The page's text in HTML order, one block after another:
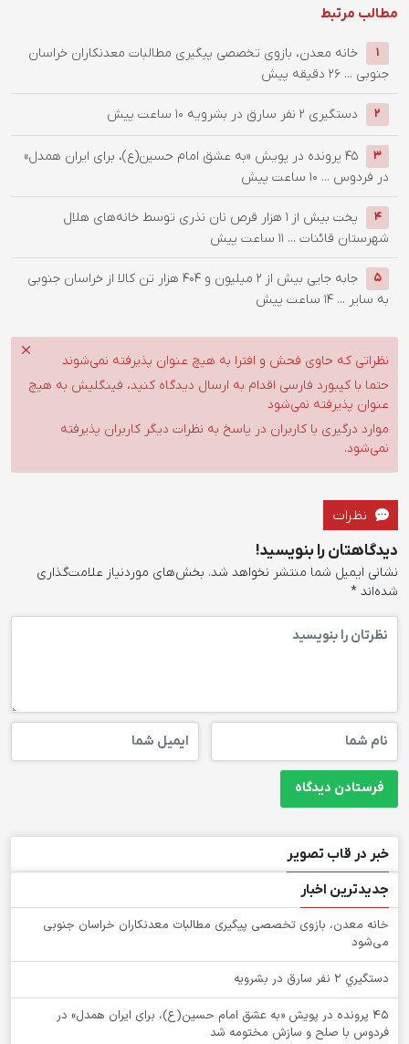
مطالب مرتبط
1
خانه معدن، بازوی تخصصی پیگیری مطالبات معدنکاران خراسان
جنوبی ... 26 دقیقه پیش
2 دستگيري 2 نفر سارق در بشرويه 10 ساعت پیش
3
۴۵ پرونده در پویش «به عشق امام حسین(ع)، برای ایران همدل»
در فردوس ... 10 ساعت پیش
4
پخت بیش از 1 هزار قرص نان نذری توسط خانه‌های هلال
شهرستان قائنات ... 11 ساعت پیش
5
جابه جایی بیش از 2 میلیون و 404 هزار تن کالا از خراسان جنوبی
به سایر ... 14 ساعت پیش
نظراتی که حاوی فحش و افترا به هیچ عنوان پذیرفته نمی‌شوند
حتما با کیبورد فارسی اقدام به ارسال دیدگاه کنید، فینگلیش به هیچ
عنوان پذیرفته نمی‌شود
موارد درگیری با کاربران در پاسخ به نظرات دیگر کاربران پذیرفته
نمی‌شود.
نظرات
دیدگاهتان را بنویسید!
نشانی ایمیل شما منتشر نخواهد شد. بخش‌های موردنیاز علامت‌گذاری
شده‌اند *
خبر در قاب تصویر
جدیدترین اخبار
خانه معدن، بازوی تخصصی پیگیری مطالبات معدنکاران خراسان جنوبی
می‌شود
دستگيري 2 نفر سارق در بشرويه
۴۵ پرونده در پویش «به عشق امام حسین(ع)، برای ایران همدل» در
فردوس با صلح و سازش مختومه شد